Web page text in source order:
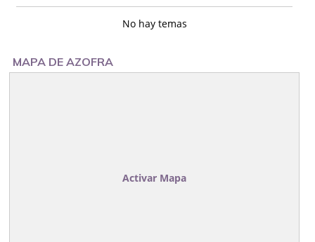
No hay temas
MAPA DE AZOFRA
Activar Mapa